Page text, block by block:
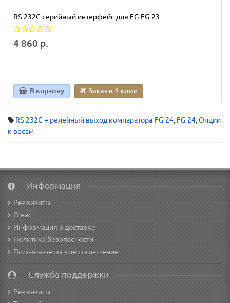
RS-232C серийный интерфейс для FG-FG-23
4 860 р.
В корзину Заказ в 1 клик
RS-232C + релейный выход компаратора-FG-24, FG-24,Опции
к весам
Информация
Реквизиты
О нас
Информация о доставке
Политика безопасности
Пользовательское соглашение
Служба поддержки
Реквизиты